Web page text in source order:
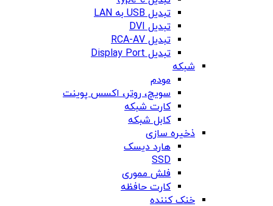
تبدیل USB به LAN
تبدیل DVI
تبدیل RCA-AV
تبدیل Display Port
شبکه
مودم
سویچ، روتر، اکسس پوینت
کارت شبکه
کابل شبکه
ذخیره سازی
هارد دیسک
SSD
فلش مموری
کارت حافظه
خنک کننده